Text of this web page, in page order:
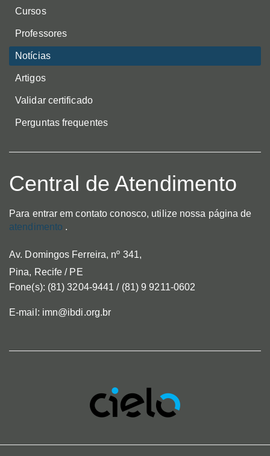
Cursos
Professores
Notícias
Artigos
Validar certificado
Perguntas frequentes
Central de Atendimento
Para entrar em contato conosco, utilize nossa página de
atendimento .
Av. Domingos Ferreira, nº 341,
Pina, Recife / PE
Fone(s): (81) 3204-9441 / (81) 9 9211-0602
E-mail: imn@ibdi.org.br